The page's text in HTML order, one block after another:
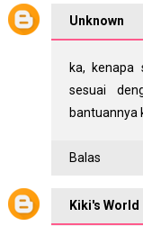
Unknown
ka, kenapa
sesuai
bantuannya
Balas
Kiki's World